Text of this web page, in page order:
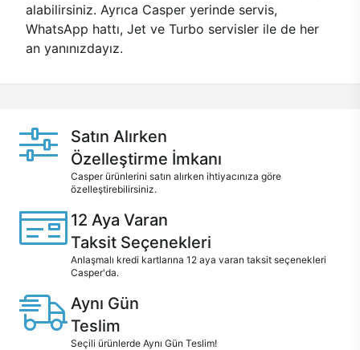
alabilirsiniz. Ayrıca Casper yerinde servis,
WhatsApp hattı, Jet ve Turbo servisler ile de her
an yanınızdayız.
Satın Alırken
Özelleştirme İmkanı
Casper ürünlerini satın alırken ihtiyacınıza göre
özelleştirebilirsiniz.
12 Aya Varan
Taksit Seçenekleri
Anlaşmalı kredi kartlarına 12 aya varan taksit seçenekleri
Casper'da.
Aynı Gün
Teslim
Seçili ürünlerde Aynı Gün Teslim!